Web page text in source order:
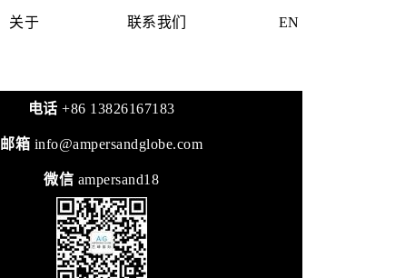
关于 联系我们 EN
电话+86 13826167183
邮箱 info@ampersandglobe.com
微信 ampersand18